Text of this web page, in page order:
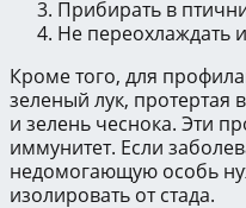
Прибирать в
Не переохлаждать
Кроме того, для
зеленый лук, протертая
и зелень чеснока. Эти
иммунитет. Если
недомогающую особь
изолировать от стада.